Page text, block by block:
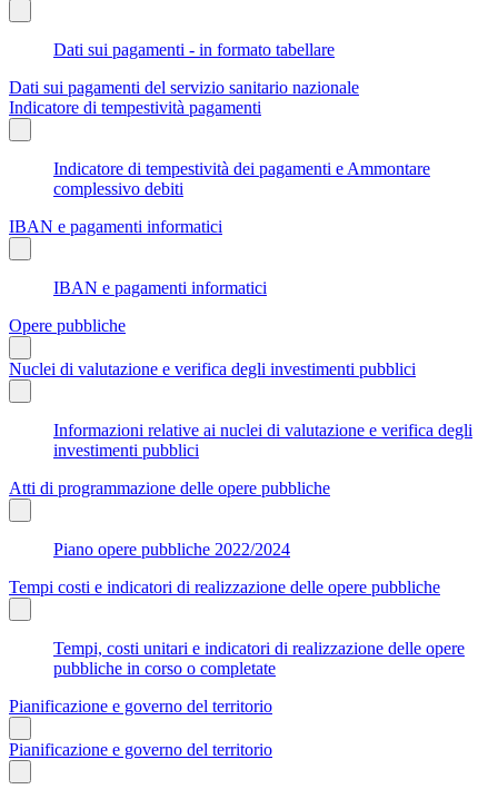
Dati sui pagamenti - in formato tabellare
Dati sui pagamenti del servizio sanitario nazionale
Indicatore di tempestività pagamenti
Indicatore di tempestività dei pagamenti e Ammontare
complessivo debiti
IBAN e pagamenti informatici
IBAN e pagamenti informatici
Opere pubbliche
Nuclei di valutazione e verifica degli investimenti pubblici
Informazioni relative ai nuclei di valutazione e verifica degli
investimenti pubblici
Atti di programmazione delle opere pubbliche
Piano opere pubbliche 2022/2024
Tempi costi e indicatori di realizzazione delle opere pubbliche
Tempi, costi unitari e indicatori di realizzazione delle opere
pubbliche in corso o completate
Pianificazione e governo del territorio
Pianificazione e governo del territorio